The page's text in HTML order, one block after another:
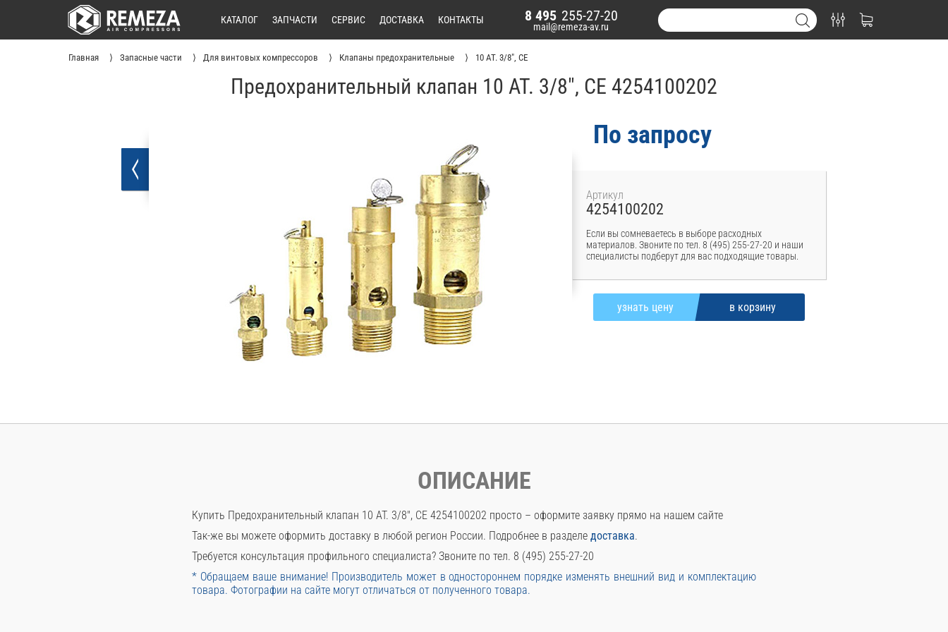
КАТАЛОГ ЗАПЧАСТИ СЕРВИС ДОСТАВКА КОНТАКТЫ 8 495 255-27-20
mail@remeza-av.ru
Главная Запасные части Для винтовых компрессоров Клапаны предохранительные 10 АТ. 3/8", СЕ
Предохранительный клапан 10 АТ. 3/8", СЕ 4254100202
По запросу
Артикул
4254100202
Если вы сомневаетесь в выборе расходных
материалов. Звоните по тел. 8 (495) 255-27-20 и наши
специалисты подберут для вас подходящие товары.
ОПИСАНИЕ
Купить Предохранительный клапан 10 АТ. 3/8", СЕ 4254100202 просто – оформите заявку прямо на нашем сайте
Так-же вы можете оформить доставку в любой регион России. Подробнее в разделе доставка.
Требуется консультация профильного специалиста? Звоните по тел. 8 (495) 255-27-20
* Обращаем ваше внимание! Производитель может в одностороннем порядке изменять внешний вид и комплектацию
товара. Фотографии на сайте могут отличаться от полученного товара.